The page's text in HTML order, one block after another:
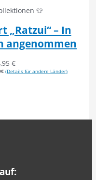
👕
„Ratzui“ – In
angenommen
€
(Details für andere Länder)